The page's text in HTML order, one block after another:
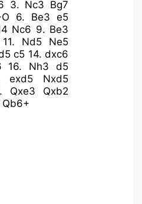
3. Nc3 Bg7
6. Be3 e5
Nc6 9. Be3
11. Nd5
Ne5
c5 14.dxc6
16. Nh3
d5
exd5
Nxd5
Qxe3
Qxb2
Qb6+